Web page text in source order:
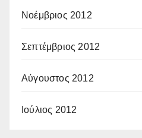
Νοέμβριος 2012
Σεπτέμβριος 2012
Αύγουστος 2012
Ιούλιος 2012